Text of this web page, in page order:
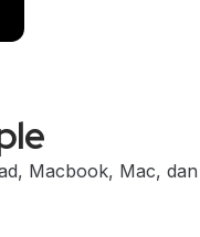
Macbook, Mac,